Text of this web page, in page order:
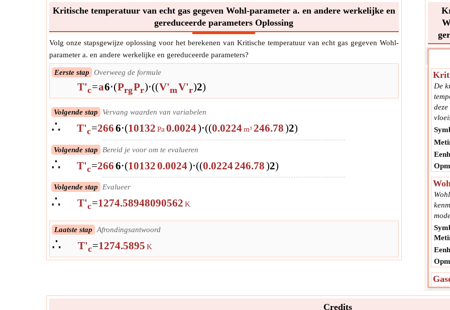
Kritische temperatuur van echt gas gegeven Wohl-parameter a. en andere werkelijke en
gereduceerde parameters Oplossing
Volg onze stapsgewijze oplossing voor het berekenen van Kritische temperatuur van echt gas gegeven Wohl-
parameter a. en andere werkelijke en gereduceerde parameters?
Eerste stap Overweeg de formule
T'c=a6⋅(PrgPr)⋅((V'mV'r)2)
Volgende stap Vervang waarden van variabelen
∴ T'c=2666⋅(10132 Pa0.0024)⋅((0.0224m³246.78)2)
Volgende stap Bereid je voor om te evalueren
∴ T'c=2666⋅(101320.0024)⋅((0.0224246.78)2)
Volgende stap Evalueer
∴ T'c=1274.58948090562 K
Laatste stap Afrondingsantwoord
∴ T'c=1274.5895 K
De
De
van
Credits